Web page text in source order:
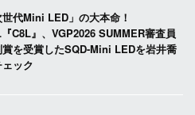
世代Mini LED」の大本命！
C8L』、VGP2026 SUMMER審査員
賞を受賞したSQD-Mini LEDを岩井喬
ック